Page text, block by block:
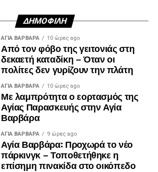
ΔΗΜΟΦΙΛΉ
ΑΓΙΑ ΒΑΡΒΑΡΑ 10 ώρες ago
Από τον φόβο της γειτονιάς στη
δεκαετή καταδίκη – Όταν οι
πολίτες δεν γυρίζουν την πλάτη
ΑΓΙΑ ΒΑΡΒΑΡΑ 10 ώρες ago
Με λαμπρότητα ο εορτασμός της
Αγίας Παρασκευής στην Αγία
Βαρβάρα
ΑΓΙΑ ΒΑΡΒΑΡΑ 9 ώρες ago
Αγία Βαρβάρα: Προχωρά το νέο
πάρκινγκ – Τοποθετήθηκε η
επίσημη πινακίδα στο οικόπεδο